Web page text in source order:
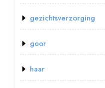
gezichtsverzorging
goor
haar